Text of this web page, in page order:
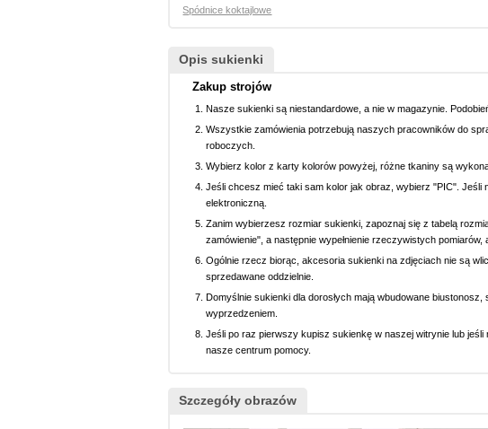
Spódnice koktajlowe
Opis sukienki
Zakup strojów
Nasze sukienki są niestandardowe, a nie w magazynie.
Wszystkie zamówienia potrzebują naszych pracowników do
roboczych.
Wybierz kolor z karty kolorów powyżej, różne tkaniny są
Jeśli chcesz mieć taki sam kolor jak obraz, wybierz "PIC". Jeśli
elektroniczną.
Zanim wybierzesz rozmiar sukienki, zapoznaj się z tabelą
zamówienie", a następnie wypełnienie rzeczywistych pomiarów,
Ogólnie rzecz biorąc, akcesoria sukienki na zdjęciach nie są
sprzedawane oddzielnie.
Domyślnie sukienki dla dorosłych mają wbudowane
wyprzedzeniem.
Jeśli po raz pierwszy kupisz sukienkę w naszej witrynie lub
nasze centrum pomocy.
Szczegóły obrazów